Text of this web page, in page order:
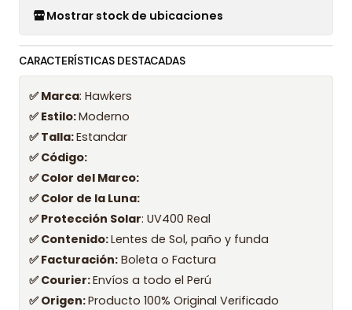
Mostrar stock de ubicaciones
CARACTERÍSTICAS DESTACADAS
✅ Marca: Hawkers
✅ Estilo:Moderno
✅ Talla:Estandar
✅ Código:
✅ Color del Marco:
✅ Color de la Luna:
✅ Protección Solar: UV400 Real
✅ Contenido:Lentes de Sol, paño y funda
✅ Facturación: Boleta o Factura
✅ Courier:Envíos a todo el Perú
✅ Origen:Producto 100% Original Verificado